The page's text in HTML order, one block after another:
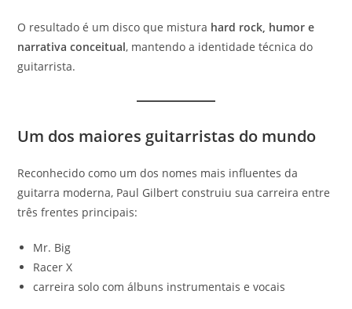
O resultado é um disco que mistura hard rock, humor e
narrativa conceitual, mantendo a identidade técnica do
guitarrista.
Um dos maiores guitarristas do mundo
Reconhecido como um dos nomes mais influentes da
guitarra moderna, Paul Gilbert construiu sua carreira entre
três frentes principais:
Mr. Big
Racer X
carreira solo com álbuns instrumentais e vocais